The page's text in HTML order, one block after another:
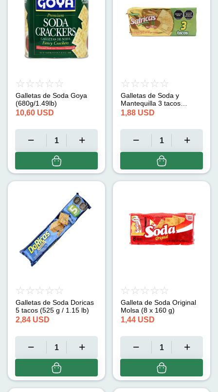
Galletas de Soda Goya
(680g/1.49lb)
10,60 USD
Galletas de Soda y
Mantequilla 3 tacos
Salrica (300 g)
1,88 USD
Galletas de Soda Doricas
5 tacos (525 g / 1.15 lb)
2,84 USD
Galleta de Soda Original
Molsa (8 x 160 g)
1,44 USD